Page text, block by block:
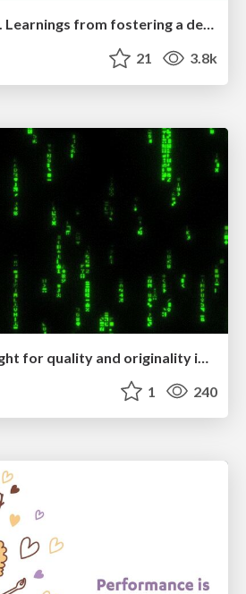
No one is an island. Learnings from fostering a developers community.
21 3.8k
1 240